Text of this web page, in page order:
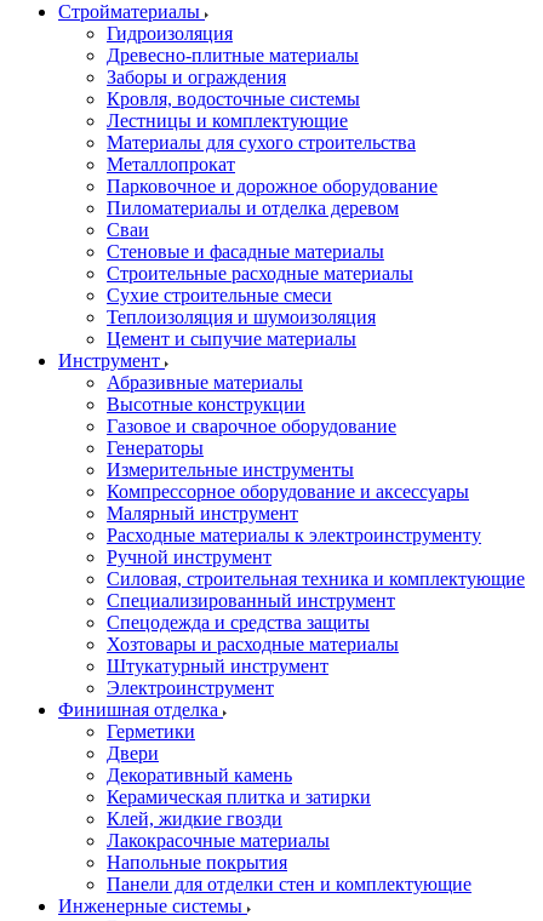
Стройматериалы
Гидроизоляция
Древесно-плитные материалы
Заборы и ограждения
Кровля, водосточные системы
Лестницы и комплектующие
Материалы для сухого строительства
Металлопрокат
Парковочное и дорожное оборудование
Пиломатериалы и отделка деревом
Сваи
Стеновые и фасадные материалы
Строительные расходные материалы
Сухие строительные смеси
Теплоизоляция и шумоизоляция
Цемент и сыпучие материалы
Инструмент
Абразивные материалы
Высотные конструкции
Газовое и сварочное оборудование
Генераторы
Измерительные инструменты
Компрессорное оборудование и аксессуары
Малярный инструмент
Расходные материалы к электроинструменту
Ручной инструмент
Силовая, строительная техника и комплектующие
Специализированный инструмент
Спецодежда и средства защиты
Хозтовары и расходные материалы
Штукатурный инструмент
Электроинструмент
Финишная отделка
Герметики
Двери
Декоративный камень
Керамическая плитка и затирки
Клей, жидкие гвозди
Лакокрасочные материалы
Напольные покрытия
Панели для отделки стен и комплектующие
Инженерные системы